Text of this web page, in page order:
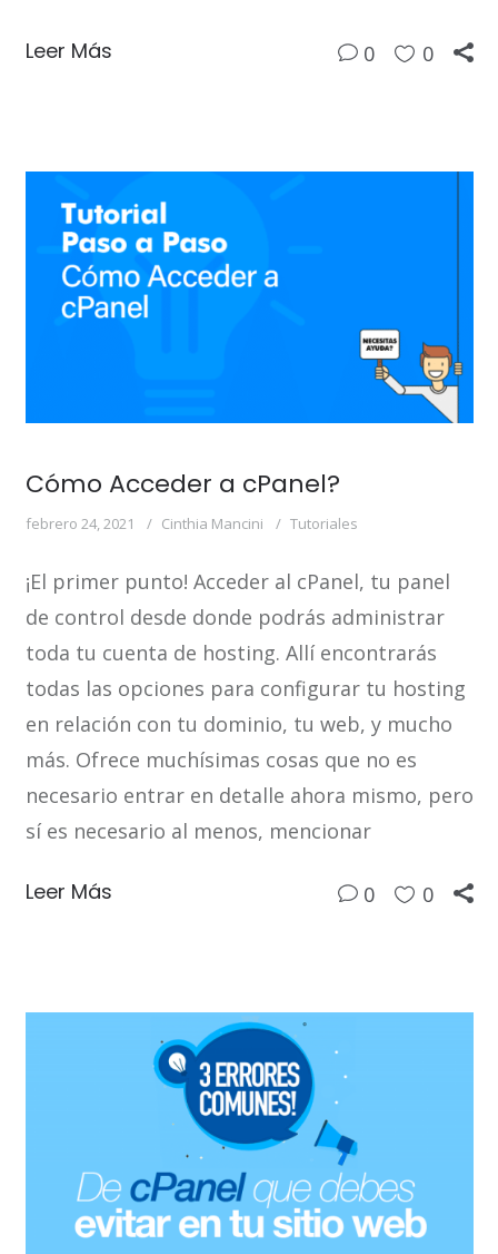
Leer Más 0 0
Cómo Acceder a cPanel?
febrero 24, 2021 Cinthia Mancini Tutoriales
¡El primer punto! Acceder al cPanel, tu panel
de control desde donde podrás administrar
toda tu cuenta de hosting. Allí encontrarás
todas las opciones para configurar tu hosting
en relación con tu dominio, tu web, y mucho
más. Ofrece muchísimas cosas que no es
necesario entrar en detalle ahora mismo, pero
sí es necesario al menos, mencionar
Leer Más 0 0